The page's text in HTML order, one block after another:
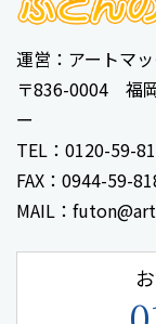
運営：アートマ
〒836-0004 福
ー
TEL：0120-59-
FAX：0944-59-
MAIL：